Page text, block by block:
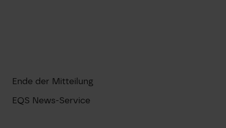
Ende der Mitteilung
EQS News-Service